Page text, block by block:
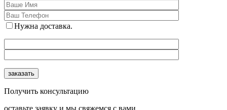
Нужна доставка.
Получить консультацию